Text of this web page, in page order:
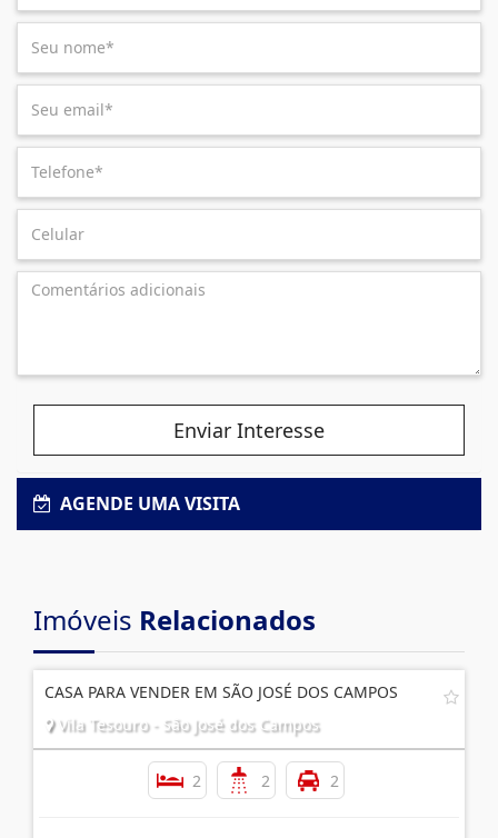
Enviar Interesse
AGENDE UMA VISITA
Imóveis Relacionados
CASA PARA VENDER EM SÃO JOSÉ DOS CAMPOS
Vila Tesouro - São José dos Campos
2 2 2